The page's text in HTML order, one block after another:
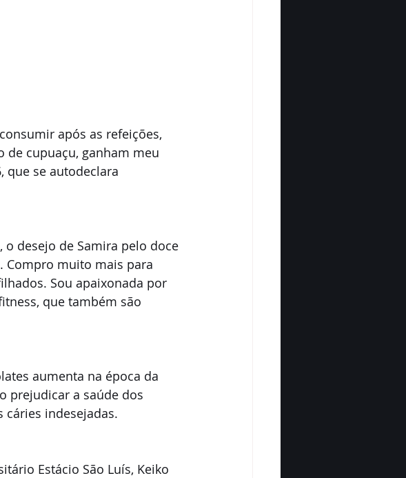
após as refeições,
de cupuaçu, ganham meu
que se autodeclara
desejo de Samira pelo doce
Compro muito mais para
Sou apaixonada por
que também são
aumenta na época da
prejudicar a saúde dos
cáries indesejadas.
Estácio São Luís, Keiko